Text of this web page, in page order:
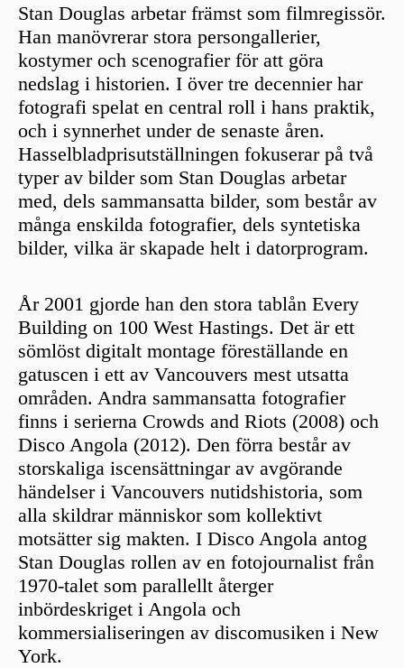
Stan Douglas arbetar främst som filmregissör.
Han manövrerar stora persongallerier,
kostymer och scenografier för att göra
nedslag i historien. I över tre decennier har
fotografi spelat en central roll i hans praktik,
och i synnerhet under de senaste åren.
Hasselbladprisutställningen fokuserar på två
typer av bilder som Stan Douglas arbetar
med, dels sammansatta bilder, som består av
många enskilda fotografier, dels syntetiska
bilder, vilka är skapade helt i datorprogram.
År 2001 gjorde han den stora tablån Every
Building on 100 West Hastings. Det är ett
sömlöst digitalt montage föreställande en
gatuscen i ett av Vancouvers mest utsatta
områden. Andra sammansatta fotografier
finns i serierna Crowds and Riots (2008) och
Disco Angola (2012). Den förra består av
storskaliga iscensättningar av avgörande
händelser i Vancouvers nutidshistoria, som
alla skildrar människor som kollektivt
motsätter sig makten. I Disco Angola antog
Stan Douglas rollen av en fotojournalist från
1970-talet som parallellt återger
inbördeskriget i Angola och
kommersialiseringen av discomusiken i New
York.